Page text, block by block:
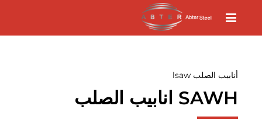
أنابيب الصلب lsaw
SAWH انابيب الصلب